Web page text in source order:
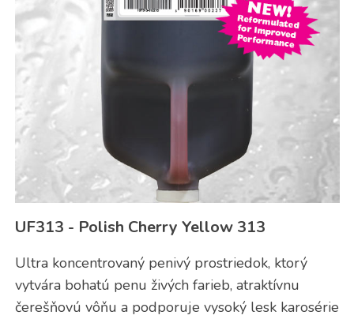
UF313 - Polish Cherry Yellow 313
Ultra koncentrovaný penivý prostriedok, ktorý
vytvára bohatú penu živých farieb, atraktívnu
čerešňovú vôňu a podporuje vysoký lesk karosérie